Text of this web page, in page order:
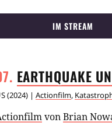
IM STREAM
EARTHQUAKE
(2024) | Actionfilm,
vonBrian